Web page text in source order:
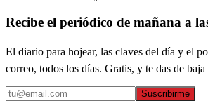
Recibe el periódico de mañana a
El diario para hojear, las claves del día y el
correo, todos los días. Gratis, y te das de
Suscribirme